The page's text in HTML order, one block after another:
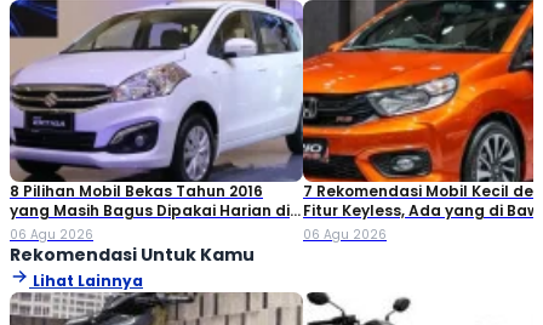
8 Pilihan Mobil Bekas Tahun 2016
yang Masih Bagus Dipakai Harian di
2026
06 Agu 2026
7 Rekomendasi Mobil Kecil
Fitur Keyless, Ada yang di
Rp80 Juta!
06 Agu 2026
Rekomendasi Untuk Kamu
Lihat Lainnya